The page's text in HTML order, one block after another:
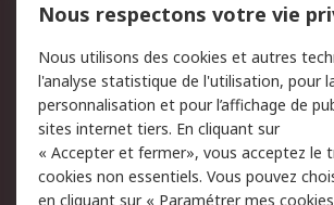
du site
Politique de protection
des données - Mise à
jour
Sécurité
Conditions générales
Nous respectons votre vie
Nous utilisons des cookies et autres
l'analyse statistique de l'utilisation, pour
personnalisation et pour l’affichage de
sites internet tiers. En cliquant sur
« Accepter et fermer», vous acceptez le
cookies non essentiels. Vous pouvez
en cliquant sur « Paramétrer mes